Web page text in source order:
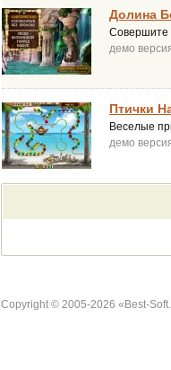
Долина
Совершите
демо
Птички
Веселые
демо
Copyright © 2005-2026 «Best-